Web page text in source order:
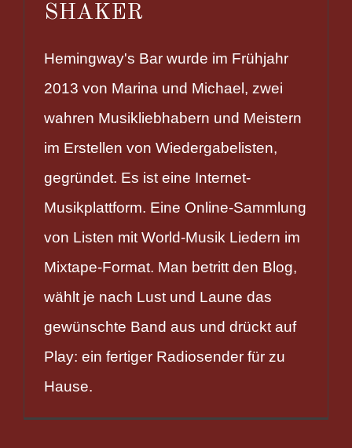
SHAKER
Hemingway's Bar wurde im Frühjahr
2013 von Marina und Michael, zwei
wahren Musikliebhabern und Meistern
im Erstellen von Wiedergabelisten,
gegründet. Es ist eine Internet-
Musikplattform. Eine Online-Sammlung
von Listen mit World-Musik Liedern im
Mixtape-Format. Man betritt den Blog,
wählt je nach Lust und Laune das
gewünschte Band aus und drückt auf
Play: ein fertiger Radiosender für zu
Hause.